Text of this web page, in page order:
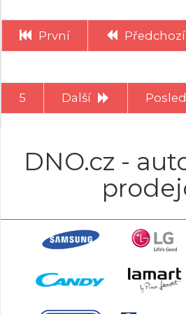
První Předchozí
5 Další
DNO.cz -